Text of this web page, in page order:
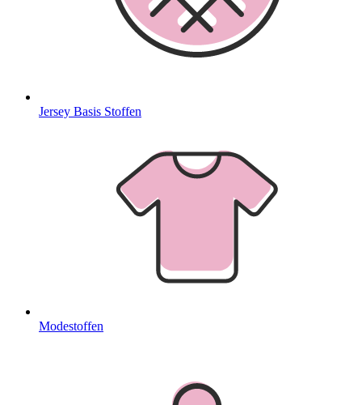
Jersey Basis Stoffen
Modestoffen